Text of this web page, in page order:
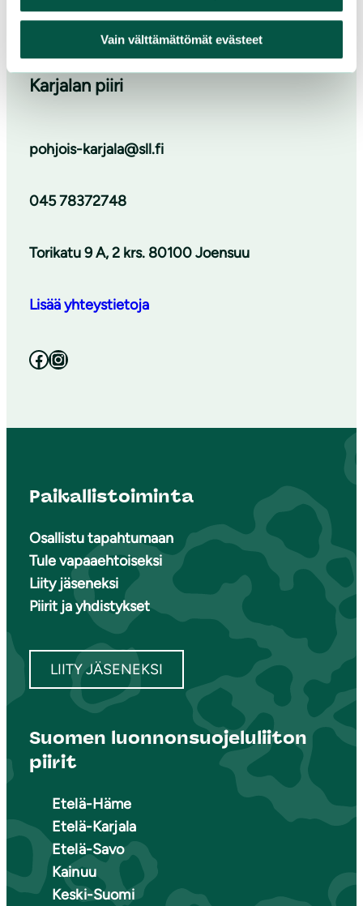
Vain välttämättömät evästeet
Suomen luonnonsuojeluliiton Pohjois-
Karjalan piiri
pohjois-karjala@sll.fi
045 78372748
Torikatu 9 A, 2 krs. 80100 Joensuu
Lisää yhteystietoja
Facebook Instagram
Paikallistoiminta
Osallistu tapahtumaan
Tule vapaaehtoiseksi
Liity jäseneksi
Piirit ja yhdistykset
LIITY JÄSENEKSI
Suomen luonnonsuojeluliiton
piirit
Etelä-Häme
Etelä-Karjala
Etelä-Savo
Kainuu
Keski-Suomi